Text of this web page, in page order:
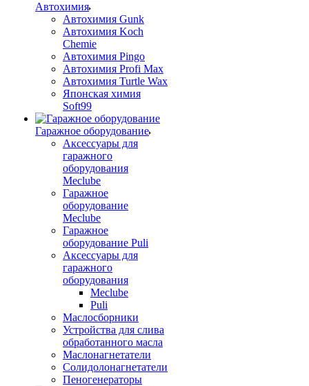
Автохимия
Автохимия Gunk
Автохимия Koch
Chemie
Автохимия Pingo
Автохимия Profi Max
Автохимия Turtle Wax
Японская химия
Soft99
Гаражное оборудование
Аксессуары для
гаражного
оборудования
Meclube
Гаражное
оборудование
Meclube
Гаражное
оборудование Puli
Аксессуары для
гаражного
оборудования
Meclube
Puli
Маслосборники
Устройства для слива
обработанного масла
Маслонагнетатели
Солидолонагнетатели
Пеногенераторы